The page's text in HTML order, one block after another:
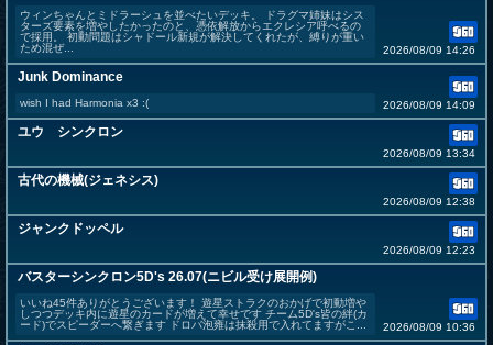
ウィンちゃんとミドラーシュを並べたいデッキ。 ドラグマ姉妹はシス
ターズ要素を増やしたかったのと、憑依解放からエクレシア呼べるの
で採用。 初動問題はシャドール新規が解決してくれたが、縛りが重い
ため混ぜ...
2026/08/09 14:26
Junk Dominance
wish I had Harmonia x3 :( 2026/08/09 14:09
ユウ シンクロン
2026/08/09 13:34
古代の機械(ジェネシス)
2026/08/09 12:38
ジャンクドッペル
2026/08/09 12:23
バスターシンクロン5D's 26.07(ニビル受け展開例)
いいね45件ありがとうございます！ 遊星ストラクのおかげで初動増や
しつつデッキ内に遊星のカードが増えて幸せです チーム5D's皆の絆(カ
ード)でスピーダーへ繋ぎます ドロバ泡雍は抹殺用で入れてますがこ...
2026/08/09 10:36